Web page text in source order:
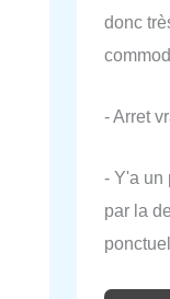
donc
- Arret
- Y'a un
par la